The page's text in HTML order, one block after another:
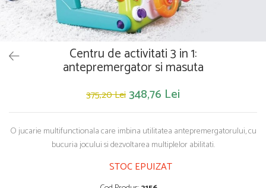
Papusi si accesorii
Trotinete
Trenulete si masinute
Unelte si bancuri de lucru
Centru de activitati 3 in 1:
antepremergator si masuta
375,20 Lei348,76 Lei
O jucarie multifunctionala care imbina utilitatea antepremergatorului, cu
bucuria jocului si dezvoltarea multiplelor abilitati.
STOC EPUIZAT